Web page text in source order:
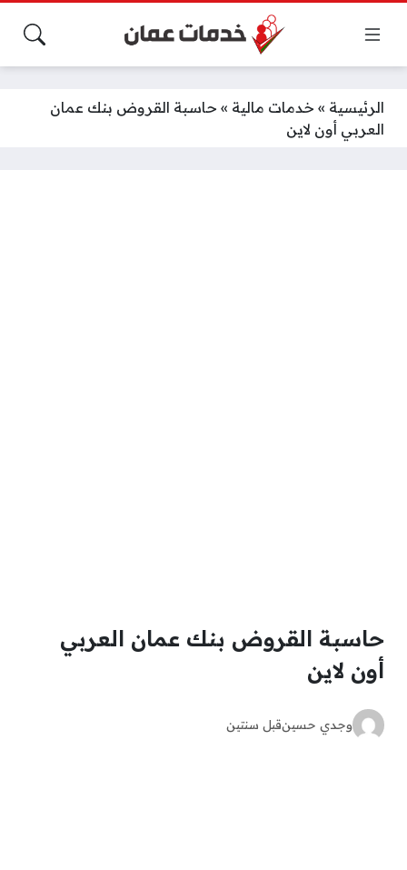
الرئيسية » خدمات مالية » حاسبة القروض بنك عمان
العربي أون لاين
حاسبة القروض بنك عمان العربي
أون لاين
وجدي حسينقبل سنتين